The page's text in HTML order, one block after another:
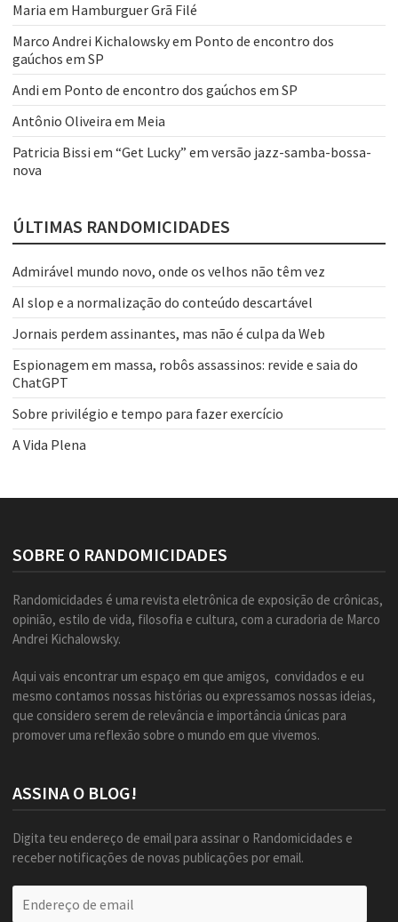
Maria em Hamburguer Grã Filé
Marco Andrei Kichalowskyem Ponto de encontro dos
gaúchos em SP
Andi em Ponto de encontro dos gaúchos em SP
Antônio Oliveira em Meia
Patricia Bissi em “Get Lucky” em versão jazz-samba-bossa-
nova
ÚLTIMAS RANDOMICIDADES
Admirável mundo novo, onde os velhos não têm vez
AI slop e a normalização do conteúdo descartável
Jornais perdem assinantes, mas não é culpa da Web
Espionagem em massa, robôs assassinos: revide e saia do
ChatGPT
Sobre privilégio e tempo para fazer exercício
A Vida Plena
SOBRE O RANDOMICIDADES
Randomicidades é uma revista eletrônica de exposição de crônicas,
opinião, estilo de vida, filosofia e cultura, com a curadoria de Marco
Andrei Kichalowsky.
Aqui vais encontrar um espaço em que amigos, convidados e eu
mesmo contamos nossas histórias ou expressamos nossas ideias,
que considero serem de relevância e importância únicas para
promover uma reflexão sobre o mundo em que vivemos.
ASSINA O BLOG!
Digita teu endereço de email para assinar o Randomicidades e
receber notificações de novas publicações por email.
de